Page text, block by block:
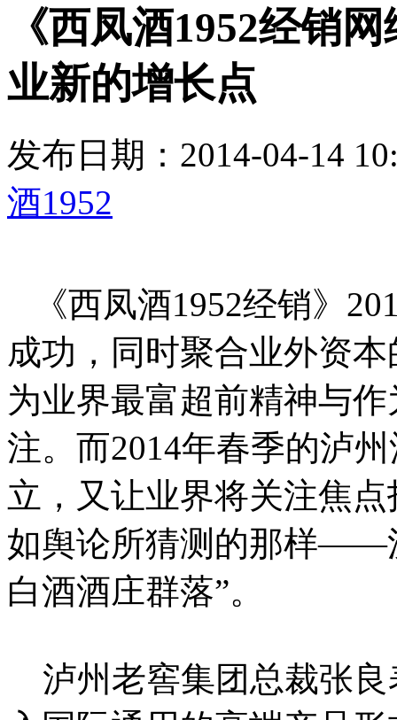
《西凤酒1952经销
业新的增长点
发布日期：2014-04-14
酒1952
《西凤酒1952经销》
成功，同时聚合业外资
为业界最富超前精神与
注。而2014年春季的泸
立，又让业界将关注焦
如舆论所猜测的那样——
白酒酒庄群落”。
泸州老窖集团总裁张良